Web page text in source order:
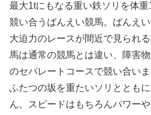
最大1tにもなる重い鉄ソリを体
競い合うばんえい競馬。ばんえ
大迫力のレースが間近で見られ
馬は通常の競馬とは違い、障害
のセパレートコースで競い合い
ふたつの坂を重たいソリととも
ん。スピードはもちろんパワー